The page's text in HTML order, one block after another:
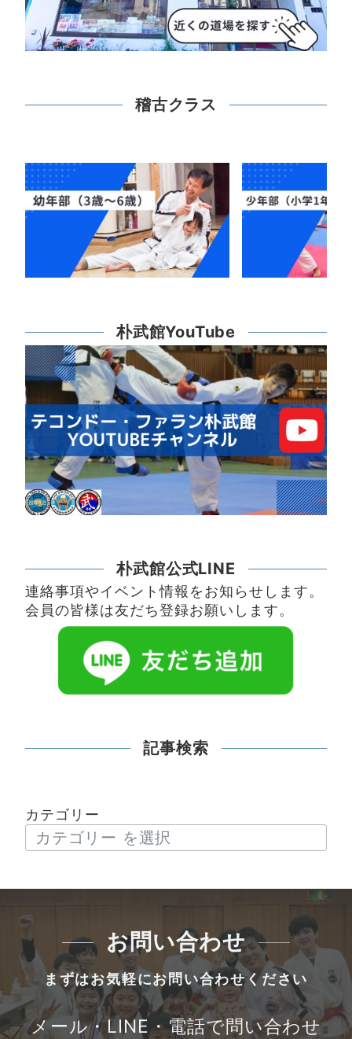
稽古クラス
朴武館YouTube
朴武館公式LINE
連絡事項やイベント情報をお知らせします。
会員の皆様は友だち登録お願いします。
記事検索
カテゴリー
お問い合わせ
まずはお気軽にお問い合わせください
メール・LINE・電話で問い合わせ